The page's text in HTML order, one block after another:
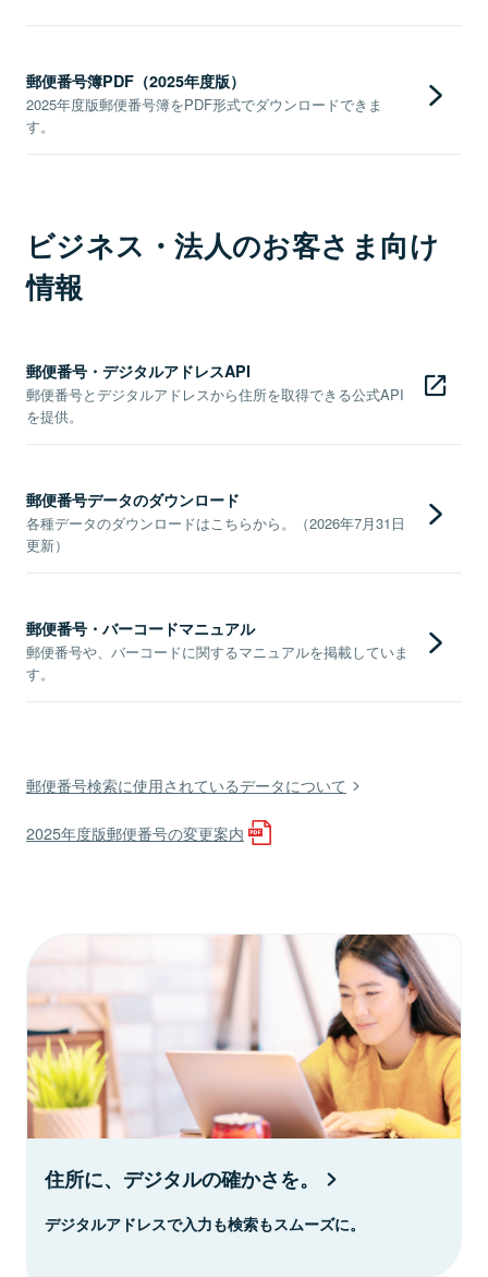
郵便番号簿PDF（2025年度版）
2025年度版郵便番号簿をPDF形式でダウンロードできま
す。
ビジネス・法人のお客さま向け
情報
郵便番号・デジタルアドレスAPI
郵便番号とデジタルアドレスから住所を取得できる公式API
を提供。
郵便番号データのダウンロード
各種データのダウンロードはこちらから。（2026年7月31日
更新）
郵便番号・バーコードマニュアル
郵便番号や、バーコードに関するマニュアルを掲載していま
す。
郵便番号検索に使用されているデータについて
2025年度版郵便番号の変更案内
住所に、デジタルの確かさを。
デジタルアドレスで入力も検索もスムーズに。